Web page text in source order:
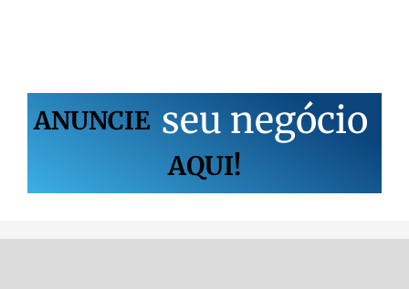
ANUNCIE seu negócio
AQUI!